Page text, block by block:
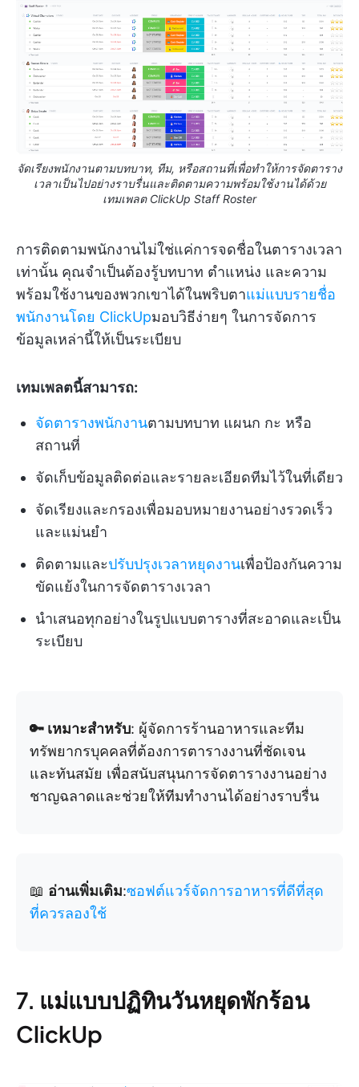
จัดเรียงพนักงานตามบทบาท, ทีม, หรือสถานที่เพื่อทำให้การจัดตาราง
เวลาเป็นไปอย่างราบรื่นและติดตามความพร้อมใช้งานได้ด้วย
เทมเพลต ClickUp Staff Roster
การติดตามพนักงานไม่ใช่แค่การจดชื่อในตารางเวลา
เท่านั้น คุณจำเป็นต้องรู้บทบาท ตำแหน่ง และความ
พร้อมใช้งานของพวกเขาได้ในพริบตาแม่แบบรายชื่อ
พนักงานโดย ClickUpมอบวิธีง่ายๆ ในการจัดการ
ข้อมูลเหล่านี้ให้เป็นระเบียบ
เทมเพลตนี้สามารถ:
จัดตารางพนักงานตามบทบาท แผนก กะ หรือ
สถานที่
จัดเก็บข้อมูลติดต่อและรายละเอียดทีมไว้ในที่เดียว
จัดเรียงและกรองเพื่อมอบหมายงานอย่างรวดเร็ว
และแม่นยำ
ติดตามและปรับปรุงเวลาหยุดงานเพื่อป้องกันความ
ขัดแย้งในการจัดตารางเวลา
นำเสนอทุกอย่างในรูปแบบตารางที่สะอาดและเป็น
ระเบียบ
🔑 เหมาะสำหรับ: ผู้จัดการร้านอาหารและทีม
ทรัพยากรบุคคลที่ต้องการตารางงานที่ชัดเจน
และทันสมัย เพื่อสนับสนุนการจัดตารางงานอย่าง
ชาญฉลาดและช่วยให้ทีมทำงานได้อย่างราบรื่น
📖 อ่านเพิ่มเติม:ซอฟต์แวร์จัดการอาหารที่ดีที่สุด
ที่ควรลองใช้
7. แม่แบบปฏิทินวันหยุดพักร้อน
ClickUp